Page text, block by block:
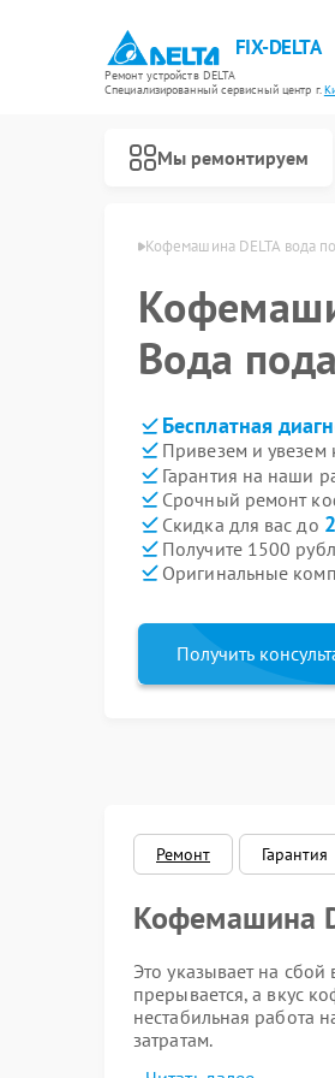
FIX-DELTA
Ремонт устройств DELTA
Специализированный cервисный центр г.
Мы ремонтируем
Кофемашина DELTA вода
Вода
Бесплатная
Привезем и увезем
Гарантия на наши
Срочный ремонт
Скидка для вас до
Получите 1500
Оригинальные
Получить
Ремонт Гарантия
Кофемашина
Это указывает на
прерывается, а вкус
нестабильная работа
затратам.